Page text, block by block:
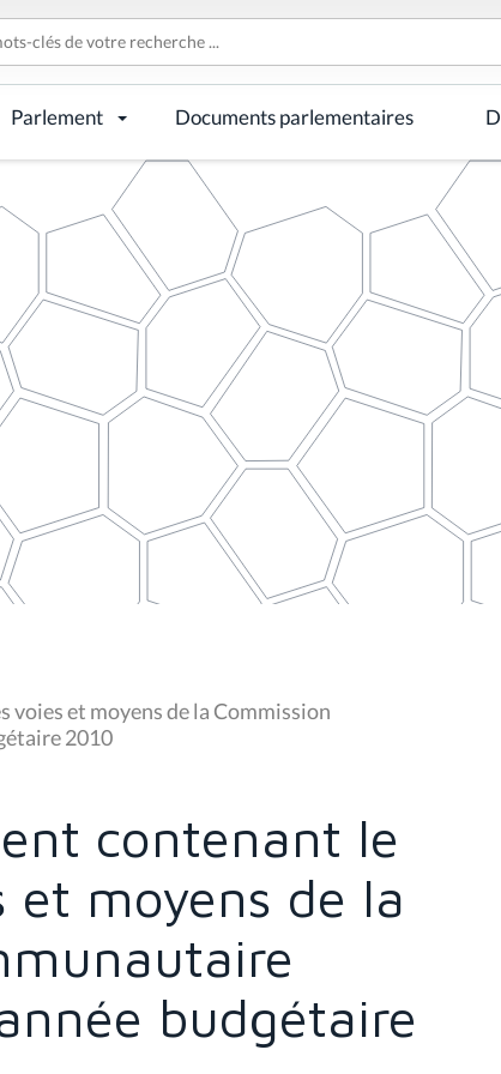
Parlement Documents parlementaires
voies et moyens de la Commission
2010
contenant le
et moyens de la
budgétaire